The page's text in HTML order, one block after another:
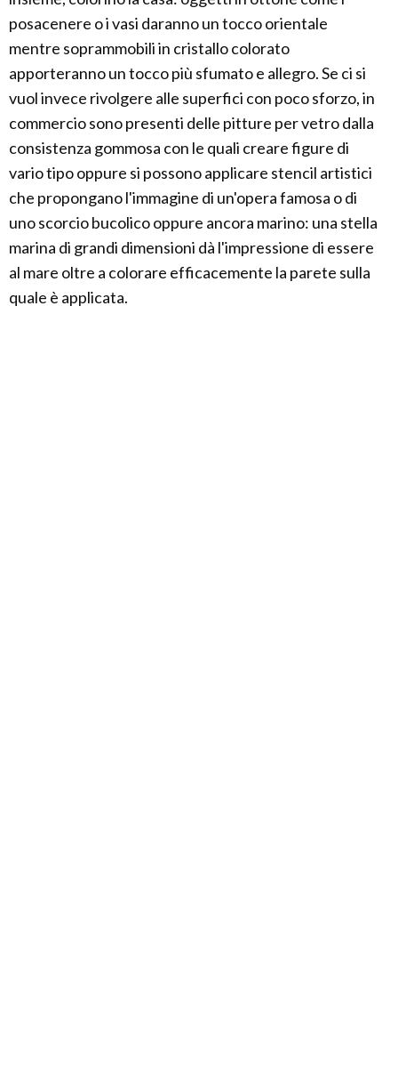
posacenere o i vasi daranno un tocco orientale
mentre soprammobili in cristallo colorato
apporteranno un tocco più sfumato e allegro. Se ci si
vuol invece rivolgere alle superfici con poco sforzo, in
commercio sono presenti delle pitture per vetro dalla
consistenza gommosa con le quali creare figure di
vario tipo oppure si possono applicare stencil artistici
che propongano l'immagine di un'opera famosa o di
uno scorcio bucolico oppure ancora marino: una stella
marina di grandi dimensioni dà l'impressione di essere
al mare oltre a colorare efficacemente la parete sulla
quale è applicata.